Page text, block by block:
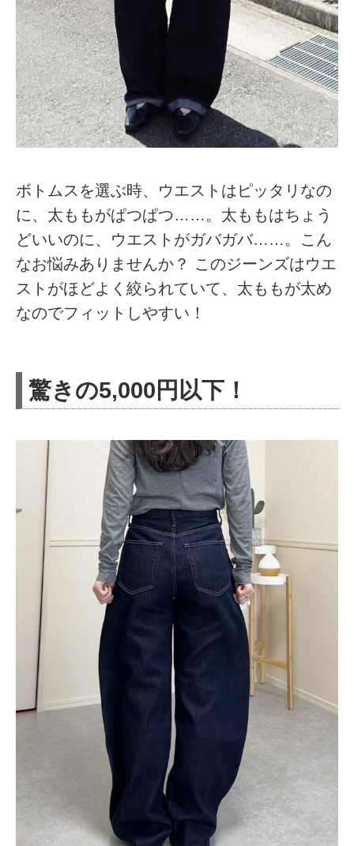
ボトムスを選ぶ時、ウエストはピッタリなの
に、太ももがぱつぱつ……。太ももはちょう
どいいのに、ウエストがガバガバ……。こん
なお悩みありませんか？ このジーンズはウエ
ストがほどよく絞られていて、太ももが太め
なのでフィットしやすい！
驚きの5,000円以下！